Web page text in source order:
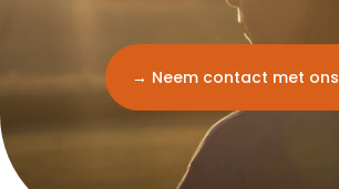
→ Neem contact met